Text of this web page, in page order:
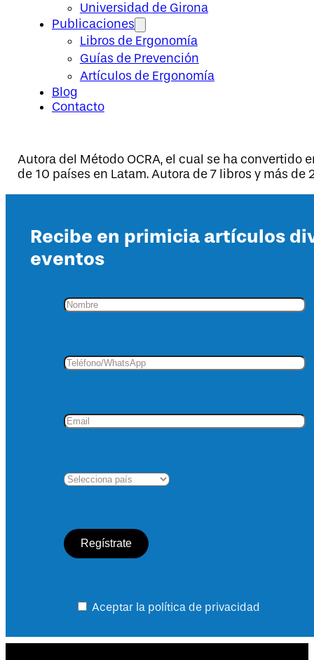
Universidad de Girona
Publicaciones
Libros de Ergonomía
Guías de Prevención
Artículos de Ergonomía
Blog
Contacto
Autora del Método OCRA, el cual se ha convertido
de 10 países en Latam. Autora de 7 libros y más
Recibe en primicia artículos
eventos
Aceptar la política de privacidad